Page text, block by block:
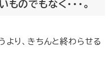
のでもなく・・・。
より、きちんと終わらせる